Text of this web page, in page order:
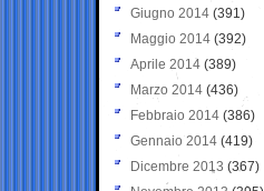
Giugno 2014 (391)
Maggio 2014 (392)
Aprile 2014 (389)
Marzo 2014 (436)
Febbraio 2014 (386)
Gennaio 2014 (419)
Dicembre 2013 (367)